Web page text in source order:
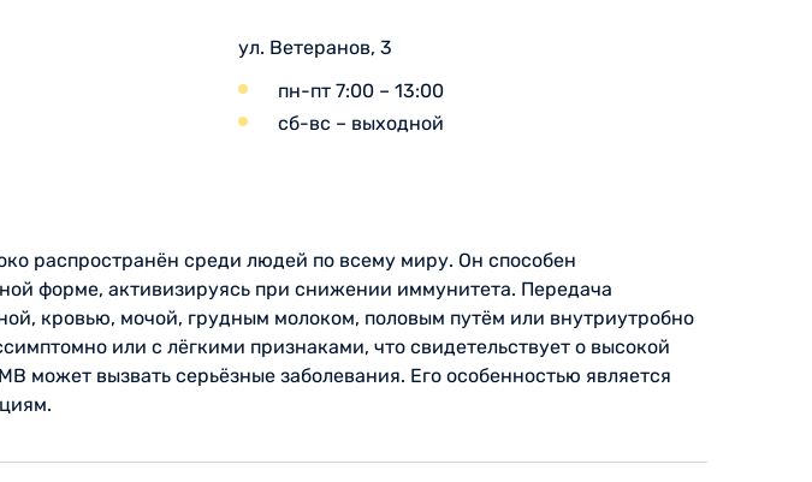
ул. Ветеранов, 3
пн-пт 7:00 – 13:00
сб-вс – выходной
распространён среди людей по всему миру. Он способен
форме, активизируясь при снижении иммунитета. Передача
кровью, мочой, грудным молоком, половым путём или внутриутробно
или с лёгкими признаками, что свидетельствует о высокой
вызвать серьёзные заболевания. Его особенностью является